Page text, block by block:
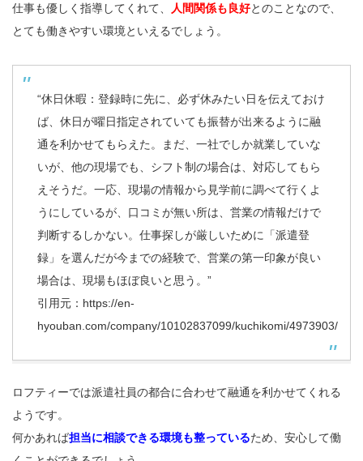
仕事も優しく指導してくれて、
人間関係も良好とのことなので、
とても働きやすい環境といえるでしょう。
“休日休暇：登録時に先に、必ず休みたい日を伝えておけ
ば、休日が曜日指定されていても振替が出来るように融
通を利かせてもらえた。まだ、一社でしか就業していな
いが、他の現場でも、シフト制の場合は、対応してもら
えそうだ。一応、現場の情報から見学前に調べて行くよ
うにしているが、口コミが無い所は、営業の情報だけで
判断するしかない。仕事探しが厳しいために「派遣登
録」を選んだが今までの経験で、営業の第一印象が良い
場合は、現場もほぼ良いと思う。”
引用元： https://en-
hyouban.com/company/10102837099/kuchikomi/4973903/
ロフティーでは派遣社員の都合に合わせて融通を利かせてくれる
ようです。
何かあれば担当に相談できる環境も整っているため、安心して働